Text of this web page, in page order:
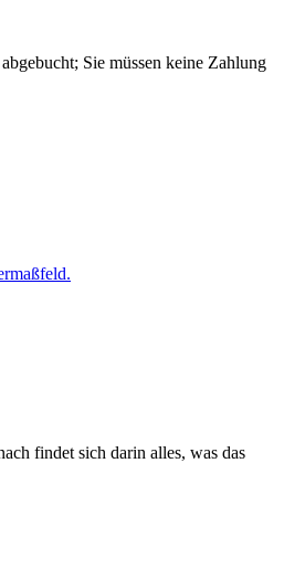
Sie müssen keine Zahlung
findet sich darin alles, was das